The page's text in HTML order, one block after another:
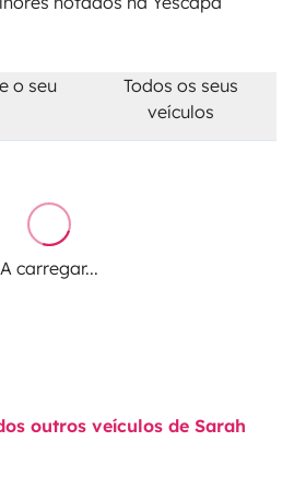
o seu
Todos os seus
veículos
A carregar...
outros veículos de Sarah